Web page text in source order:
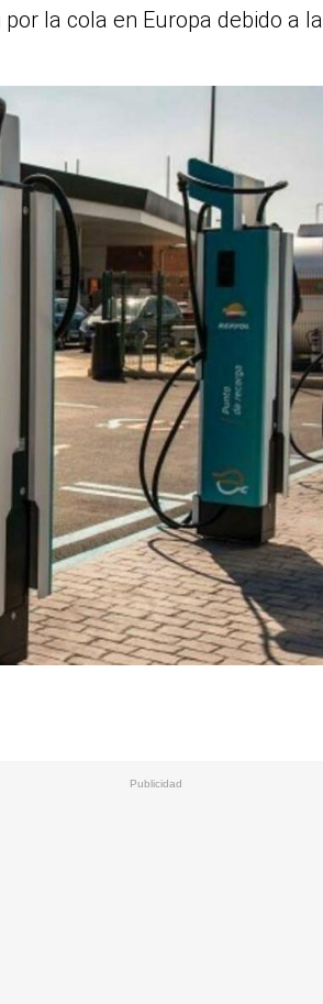
la cola en Europa debido a la